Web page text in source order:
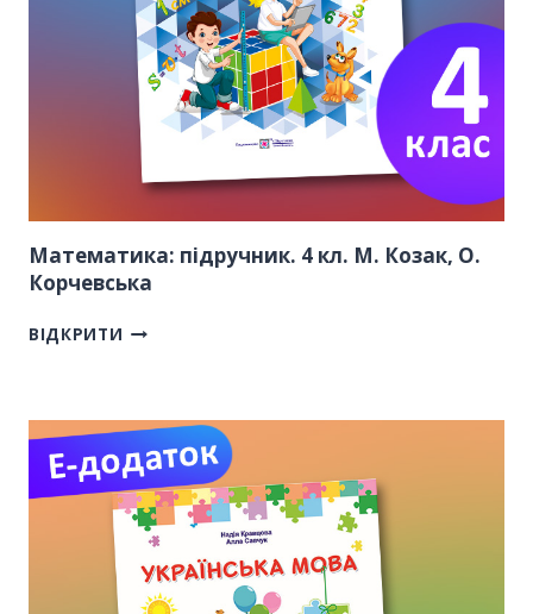
Математика: підручник. 4 кл. М. Козак, О.
Корчевська
ВІДКРИТИ